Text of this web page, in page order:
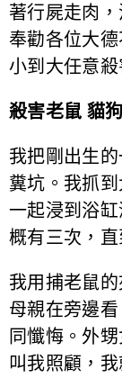
著行屍走肉
奉勸各位大
小到大任意
殺害老鼠 貓
我把剛出生
糞坑。我抓
一起浸到浴
概有三次，
我用捕老鼠
母親在旁邊
同懺悔。外
叫我照顧，